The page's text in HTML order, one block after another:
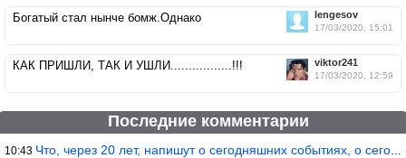
lengesov
17/03/2020, 15:01
Богатый стал нынче бомж.Однако
viktor241
17/03/2020, 12:59
КАК ПРИШЛИ, ТАК И УШЛИ.................!!!
Последние комментарии
10:43 Что, через 20 лет, напишут о сегодняшних событиях, о сегодняшней